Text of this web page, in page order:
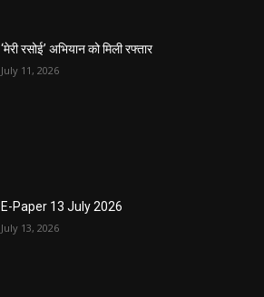
‘मेरी रसोई’ अभियान को मिली रफ्तार
July 11, 2026
E-Paper 13 July 2026
July 13, 2026